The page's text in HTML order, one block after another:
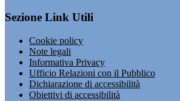
Sezione Link Utili
Cookie policy
Note legali
Informativa Privacy
Ufficio Relazioni con il Pubblico
Dichiarazione di accessibilità
Obiettivi di accessibilità